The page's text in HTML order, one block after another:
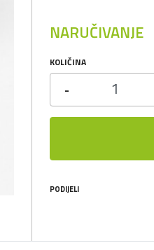
NARUČIVANJE
KOLIČINA
-
PODIJELI